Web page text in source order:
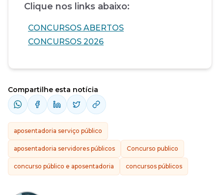
Clique nos links abaixo:
CONCURSOS ABERTOS
CONCURSOS 2026
Compartilhe esta notícia
aposentadoria serviço público
aposentadoria servidores públicos Concurso publico
concurso público e aposentadoria concursos públicos